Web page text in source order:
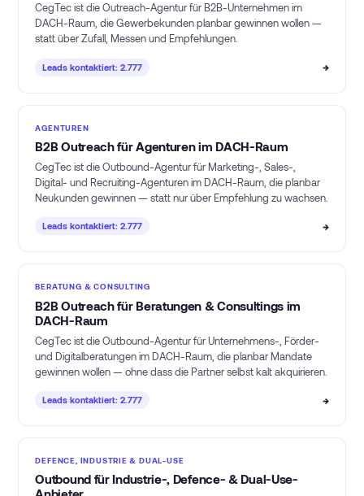
CegTec ist die Outreach-Agentur für B2B-Unternehmen im
DACH-Raum, die Gewerbekunden planbar gewinnen wollen —
statt über Zufall, Messen und Empfehlungen.
Leads kontaktiert: 2.777 →
AGENTUREN
B2B Outreach für Agenturen im DACH-Raum
CegTec ist die Outbound-Agentur für Marketing-, Sales-,
Digital- und Recruiting-Agenturen im DACH-Raum, die planbar
Neukunden gewinnen — statt nur über Empfehlung zu wachsen.
Leads kontaktiert: 2.777 →
BERATUNG & CONSULTING
B2B Outreach für Beratungen & Consultings im
DACH-Raum
CegTec ist die Outbound-Agentur für Unternehmens-, Förder-
und Digitalberatungen im DACH-Raum, die planbar Mandate
gewinnen wollen — ohne dass die Partner selbst kalt akquirieren.
Leads kontaktiert: 2.777 →
DEFENCE, INDUSTRIE & DUAL-USE
Outbound für Industrie-, Defence- & Dual-Use-